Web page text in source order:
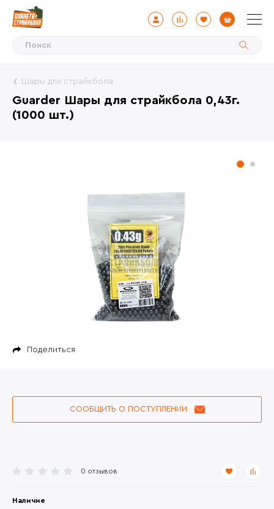
Guarder Шары для страйкбола 0,43г.
(1000 шт.)
Шары для страйкбола
Поделиться
0 отзывов
Наличие
СООБЩИТЬ О ПОСТУПЛЕНИИ